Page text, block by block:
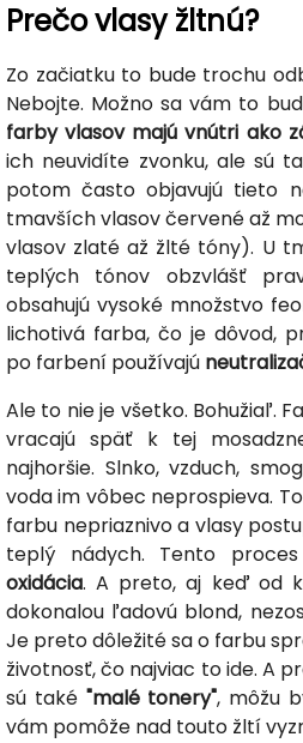
Prečo vlasy žltnú?
Zo začiatku to bude trochu
Nebojte. Možno sa vám to
farby vlasov majú vnútri ako
ich neuvidíte zvonku, ale sú
potom často objavujú tieto
tmavších vlasov červené až
vlasov zlaté až žlté tóny). U
teplých tónov obzvlášť
obsahujú vysoké množstvo
lichotivá farba, čo je dôvod,
po farbení používajú
Ale to nie je všetko. Bohužiaľ.
vracajú späť k tej
najhoršie. Slnko, vzduch,
voda im vôbec neprospieva.
farbu nepriaznivo a vlasy
teplý nádych. Tento
oxidácia. A preto, aj keď od
dokonalou ľadovú blond,
Je preto dôležité sa o farbu
životnosť, čo najviac to ide. A
sú také "malé tonery", môžu
vám pomôže nad touto žltí